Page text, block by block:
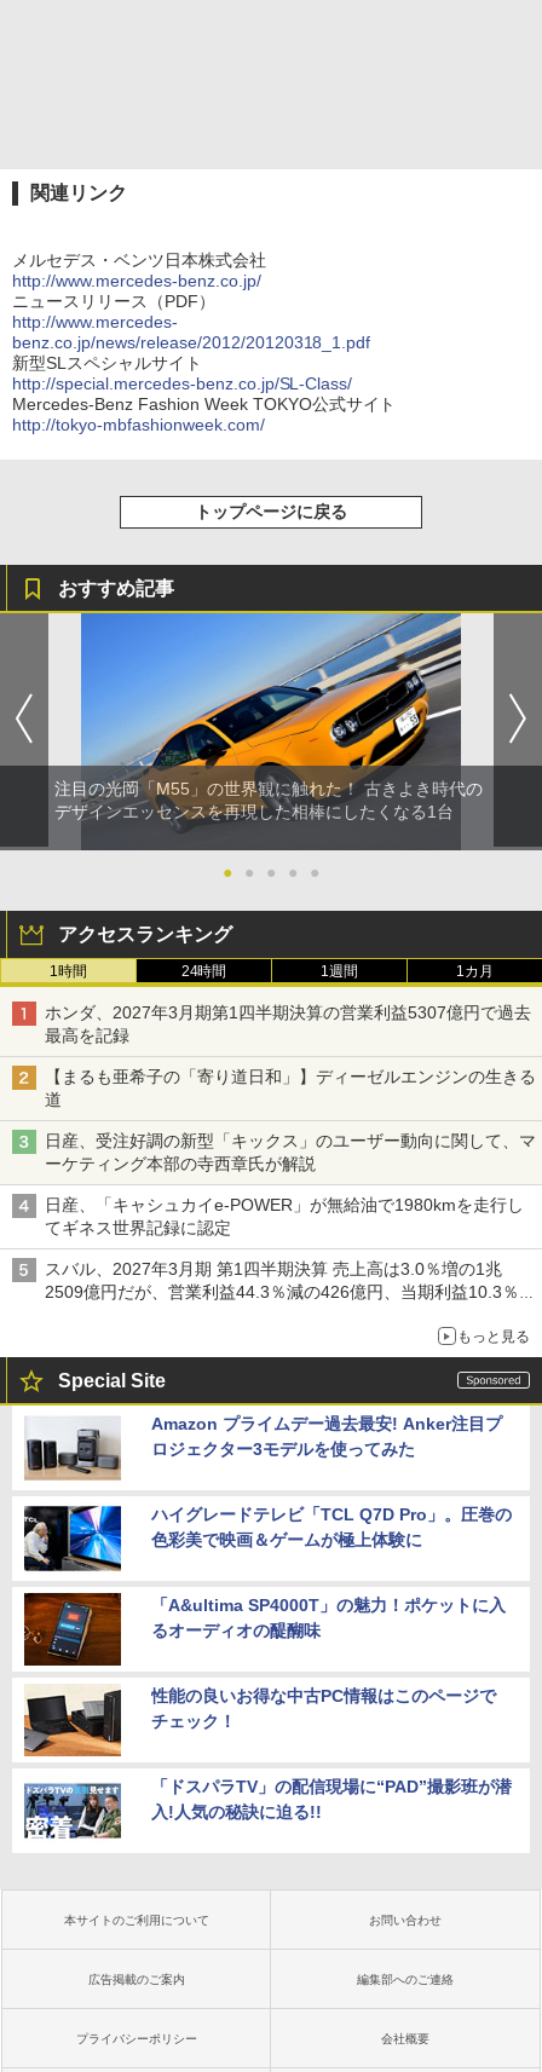
関連リンク
メルセデス・ベンツ日本株式会社
http://www.mercedes-benz.co.jp/
ニュースリリース（PDF）
http://www.mercedes-
benz.co.jp/news/release/2012/20120318_1.pdf
新型SLスペシャルサイト
http://special.mercedes-benz.co.jp/SL-Class/
Mercedes-Benz Fashion Week TOKYO公式サイト
http://tokyo-mbfashionweek.com/
トップページに戻る
おすすめ記事
注目の光岡「M55」の世界観に触れた！ 古きよき時代の
デザインエッセンスを再現した相棒にしたくなる1台
● ● ● ● ●
アクセスランキング
1時間 24時間 1週間 1カ月
ホンダ、2027年3月期第1四半期決算の営業利益5307億円で過去
最高を記録
【まるも亜希子の「寄り道日和」】ディーゼルエンジンの生きる
道
日産、受注好調の新型「キックス」のユーザー動向に関して、マ
ーケティング本部の寺西章氏が解説
日産、「キャシュカイe-POWER」が無給油で1980kmを走行し
てギネス世界記録に認定
スバル、2027年3月期 第1四半期決算 売上高は3.0％増の1兆
2509億円だが、営業利益44.3％減の426億円、当期利益10.3％減
もっと見る
Special Site
Amazon プライムデー過去最安! Anker注目プ
ロジェクター3モデルを使ってみた
ハイグレードテレビ「TCL Q7D Pro」。圧巻の
色彩美で映画＆ゲームが極上体験に
「A&ultima SP4000T」の魅力！ポケットに入
るオーディオの醍醐味
性能の良いお得な中古PC情報はこのページで
チェック！
「ドスパラTV」の配信現場に“PAD”撮影班が潜
入!人気の秘訣に迫る!!
本サイトのご利用について お問い合わせ
広告掲載のご案内 編集部へのご連絡
プライバシーポリシー 会社概要